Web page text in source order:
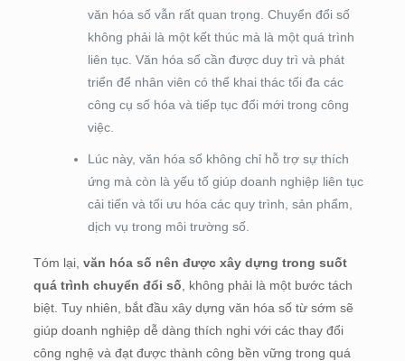
văn hóa số vẫn rất quan trọng. Chuyển đổi số
không phải là một kết thúc mà là một quá trình
liên tục. Văn hóa số cần được duy trì và phát
triển để nhân viên có thể khai thác tối đa các
công cụ số hóa và tiếp tục đổi mới trong công
việc.
Lúc này, văn hóa số không chỉ hỗ trợ sự thích
ứng mà còn là yếu tố giúp doanh nghiệp liên tục
cải tiến và tối ưu hóa các quy trình, sản phẩm,
dịch vụ trong môi trường số.
Tóm lại, văn hóa số nên được xây dựng trong suốt
quá trình chuyển đổi số , không phải là một bước tách
biệt. Tuy nhiên, bắt đầu xây dựng văn hóa số từ sớm sẽ
giúp doanh nghiệp dễ dàng thích nghi với các thay đổi
công nghệ và đạt được thành công bền vững trong quá